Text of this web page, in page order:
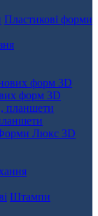
Пластикові форми
форм 3D
Люкс 3D
Штампи